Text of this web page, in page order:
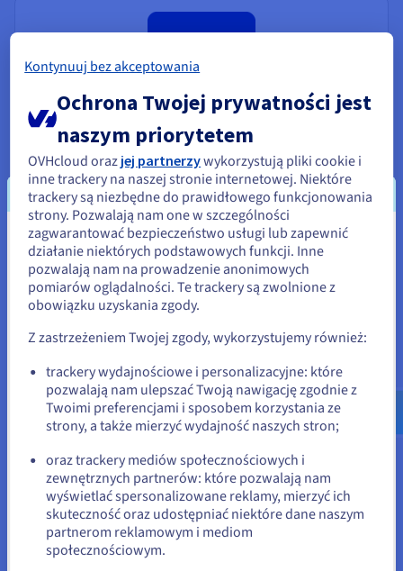
Managed Rancher Service
Centralne zarządzanie klastrami Kubernetes
Sprawdź Managed Rancher Service
Managed Kubernetes Service
Nie musisz już zajmować się instalacją i utrzymaniem
klastrów Kubernetes. Skoncentruj się na wdrażaniu
aplikacji za pomocą rozwiązania do orkiestracji
kontenerów.
Wydaje się, że znajdujesz się w
Stany Zjednoczone
Jeśli chcesz złożyć zamówienie w Stany Zjednoczone, wyszukaj
Go to Stany Zjednoczone website
us.ovhcloud.com/
Angielski USD - $
lub
Pozostań na bieżącej stronie
Wybierz inną stronę
Kontynuuj bez akceptowania
Ochrona Twojej prywatności jest
naszym priorytetem
OVHcloud oraz jej partnerzywykorzystują pliki cookie i
inne trackery na naszej stronie internetowej. Niektóre
trackery są niezbędne do prawidłowego funkcjonowania
strony. Pozwalają nam one w szczególności
zagwarantować bezpieczeństwo usługi lub zapewnić
działanie niektórych podstawowych funkcji. Inne
pozwalają nam na prowadzenie anonimowych
pomiarów oglądalności. Te trackery są zwolnione z
obowiązku uzyskania zgody.
Z zastrzeżeniem Twojej zgody, wykorzystujemy również:
trackery wydajnościowe i personalizacyjne: które
pozwalają nam ulepszać Twoją nawigację zgodnie z
Twoimi preferencjami i sposobem korzystania ze
strony, a także mierzyć wydajność naszych stron;
oraz trackery mediów społecznościowych i
zewnętrznych partnerów: które pozwalają nam
wyświetlać spersonalizowane reklamy, mierzyć ich
skuteczność oraz udostępniać niektóre dane naszym
partnerom reklamowym i mediom
społecznościowym.